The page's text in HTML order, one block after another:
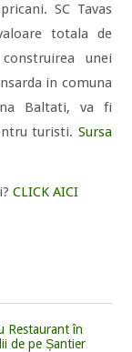
SC Tavas
totala de
unei
in comuna
Baltati, va fi
turisti. Sursa
CLICK AICI
Restaurant în
de pe Șantier